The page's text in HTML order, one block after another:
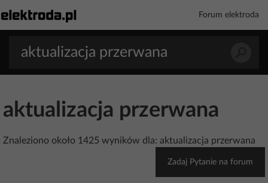
Forum elektroda
aktualizacja przerwana
Znaleziono około 1425 wyników dla: aktualizacja przerwana
Zadaj Pytanie na forum